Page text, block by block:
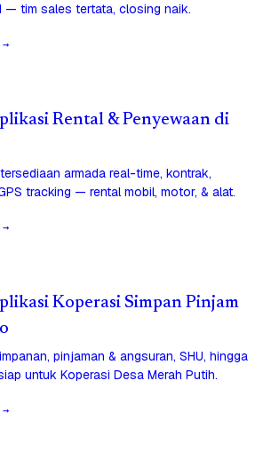
— tim sales tertata, closing naik.
Rental & Penyewaan di
armada real-time, kontrak,
tracking — rental mobil, motor, & alat.
Koperasi Simpan Pinjam
pinjaman & angsuran, SHU, hingga
untuk Koperasi Desa Merah Putih.